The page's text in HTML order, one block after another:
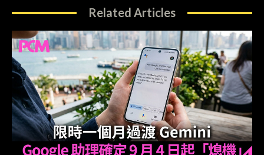
Related Articles